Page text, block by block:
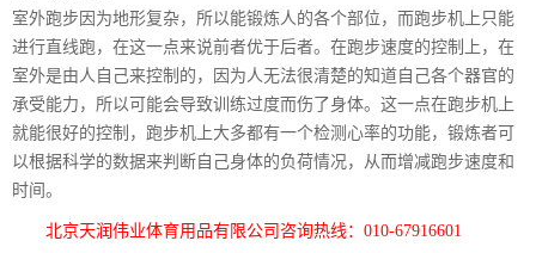
室外跑步因为地形复杂，所以能锻炼人的各个部位，而跑步机上只能
进行直线跑，在这一点来说前者优于后者。在跑步速度的控制上，在
室外是由人自己来控制的，因为人无法很清楚的知道自己各个器官的
承受能力，所以可能会导致训练过度而伤了身体。这一点在跑步机上
就能很好的控制，跑步机上大多都有一个检测心率的功能，锻炼者可
以根据科学的数据来判断自己身体的负荷情况，从而增减跑步速度和
时间。
北京天润伟业体育用品有限公司咨询热线：010-67916601